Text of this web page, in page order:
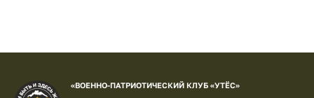
«ВОЕННО-ПАТРИОТИЧЕСКИЙ КЛУБ «УТЁС»